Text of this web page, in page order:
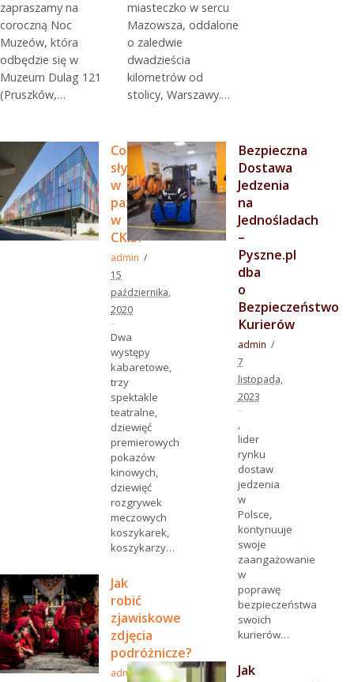
zapraszamy na
coroczną Noc
Muzeów, która
odbędzie się w
Muzeum Dulag 121
(Pruszków,…
Co
słychać
w
październiku
w
CKiS?
admin
15
października,
2020
Dwa
występy
kabaretowe,
trzy
spektakle
teatralne,
dziewięć
premierowych
pokazów
kinowych,
dziewięć
rozgrywek
meczowych
koszykarek,
koszykarzy…
Jak
robić
zjawiskowe
zdjęcia
podróżnicze?
admin
miasteczko w sercu
Mazowsza, oddalone
o zaledwie
dwadzieścia
kilometrów od
stolicy, Warszawy.…
Bezpieczna
Dostawa
Jedzenia
na
Jednośladach
–
Pyszne.pl
dba
o
Bezpieczeństwo
Kurierów
admin
7
listopada,
2023
,
lider
rynku
dostaw
jedzenia
w
Polsce,
kontynuuje
swoje
zaangażowanie
w
poprawę
bezpieczeństwa
swoich
kurierów…
Jak